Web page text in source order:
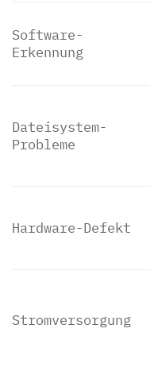
Software-
Erkennung
Dateisystem-
Probleme
Hardware-Defekt
Stromversorgung